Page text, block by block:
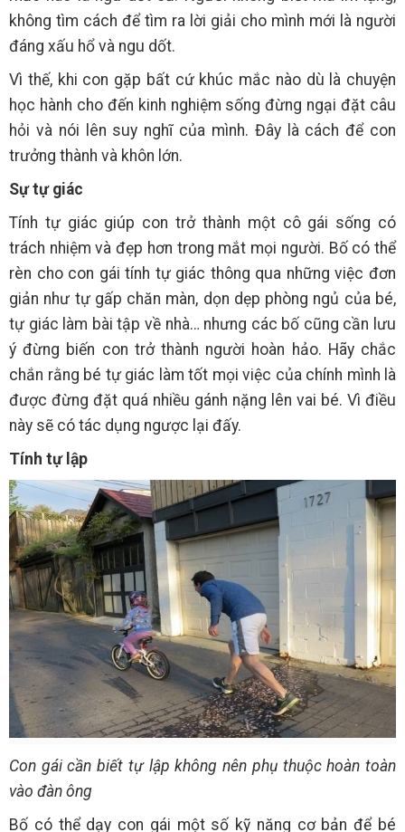
không tìm cách để tìm ra lời giải cho mình mới là người
đáng xấu hổ và ngu dốt.
Vì thế, khi con gặp bất cứ khúc mắc nào dù là chuyện
học hành cho đến kinh nghiệm sống đừng ngại đặt câu
hỏi và nói lên suy nghĩ của mình. Đây là cách để con
trưởng thành và khôn lớn.
Sự tự giác
Tính tự giác giúp con trở thành một cô gái sống có
trách nhiệm và đẹp hơn trong mắt mọi người. Bố có thể
rèn cho con gái tính tự giác thông qua những việc đơn
giản như tự gấp chăn màn, dọn dẹp phòng ngủ của bé,
tự giác làm bài tập về nhà… nhưng các bố cũng cần lưu
ý đừng biến con trở thành người hoàn hảo. Hãy chắc
chắn rằng bé tự giác làm tốt mọi việc của chính mình là
được đừng đặt quá nhiều gánh nặng lên vai bé. Vì điều
này sẽ có tác dụng ngược lại đấy.
Tính tự lập
Con gái cần biết tự lập không nên phụ thuộc hoàn toàn
vào đàn ông
Bố có thể dạy con gái một số kỹ năng cơ bản để bé